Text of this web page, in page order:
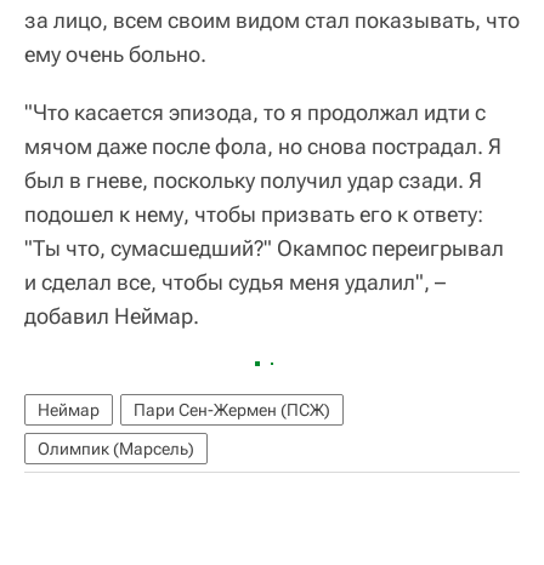
за лицо, всем своим видом стал показывать, что
ему очень больно.
"Что касается эпизода, то я продолжал идти с
мячом даже после фола, но снова пострадал. Я
был в гневе, поскольку получил удар сзади. Я
подошел к нему, чтобы призвать его к ответу:
"Ты что, сумасшедший?" Окампос переигрывал
и сделал все, чтобы судья меня удалил", –
добавил Неймар.
Неймар
Пари Сен-Жермен (ПСЖ)
Олимпик (Марсель)